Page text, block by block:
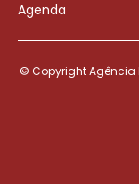
Agenda
© Copyright Agência